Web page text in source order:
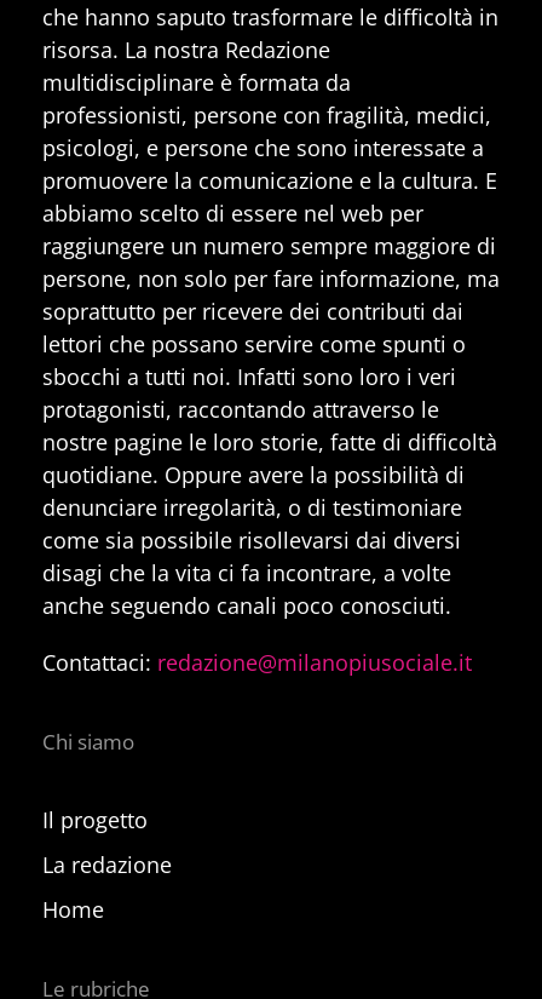
che hanno saputo trasformare le difficoltà in
risorsa. La nostra Redazione
multidisciplinare è formata da
professionisti, persone con fragilità, medici,
psicologi, e persone che sono interessate a
promuovere la comunicazione e la cultura. E
abbiamo scelto di essere nel web per
raggiungere un numero sempre maggiore di
persone, non solo per fare informazione, ma
soprattutto per ricevere dei contributi dai
lettori che possano servire come spunti o
sbocchi a tutti noi. Infatti sono loro i veri
protagonisti, raccontando attraverso le
nostre pagine le loro storie, fatte di difficoltà
quotidiane. Oppure avere la possibilità di
denunciare irregolarità, o di testimoniare
come sia possibile risollevarsi dai diversi
disagi che la vita ci fa incontrare, a volte
anche seguendo canali poco conosciuti.
Contattaci: redazione@milanopiusociale.it
Chi siamo
Il progetto
La redazione
Home
Le rubriche